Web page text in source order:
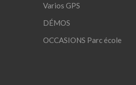
Varios GPS
DÉMOS
OCCASIONS Parc école